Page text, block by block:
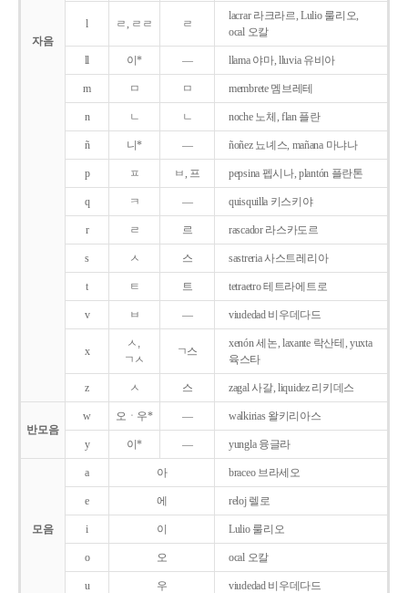
자음
l ㄹ, ㄹㄹ ㄹ
lacrar 라크라르, Lulio 룰리오,
ocal 오칼
ll 이* ― llama 야마, lluvia 유비아
m ㅁ ㅁ membrete 멤브레테
n ㄴ ㄴ noche 노체, flan 플란
ñ 니* ― ñoñez 뇨녜스, mañana 마냐나
p ㅍ ㅂ, 프 pepsina 펩시나, plantón 플란톤
q ㅋ ― quisquilla 키스키야
r ㄹ 르 rascador 라스카도르
s ㅅ 스 sastreria 사스트레리아
t ㅌ 트 tetraetro 테트라에트로
v ㅂ ― viudedad 비우데다드
x
ㅅ,
ㄱㅅ
ㄱ스
xenón 세논, laxante 락산테, yuxta
육스타
z ㅅ 스 zagal 사갈, liquidez 리키데스
반모음
w 오ㆍ우* ― walkirias 왈키리아스
y 이* ― yungla 융글라
모음
a 아 braceo 브라세오
e 에 reloj 렐로
i 이 Lulio 룰리오
o 오 ocal 오칼
u 우 viudedad 비우데다드